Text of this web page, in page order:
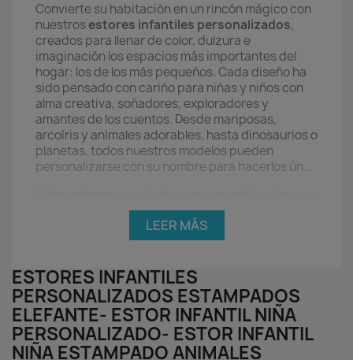
Convierte su habitación en un rincón mágico con
nuestrosestores infantiles personalizados,
creados para llenar de color, dulzura e
imaginación los espacios más importantes del
hogar: los de los más pequeños. Cada diseño ha
sido pensado con cariño para niñas y niños con
alma creativa, soñadores, exploradores y
amantes de los cuentos. Desde mariposas,
arcoíris y animales adorables, hasta dinosaurios o
planetas, todos nuestros modelos pueden
personalizarse con su nombre para hacerlos ún...
también cumplen una función práctica esencial:
filtran la luz, aportan privacidad y ayudan a crear
un entorno seguro y acogedor. Perfectos para
fáciles de usar, seguros y están fabricados con
materiales resistentes, duraderos y fáciles de
limpiar.
🎨Diseños originales y alegresque estimulan
la imaginación infantil.
LEER MÁS
ESTORES INFANTILES
PERSONALIZADOS ESTAMPADOS
ELEFANTE- ESTOR INFANTIL NIÑA
PERSONALIZADO- ESTOR INFANTIL
NIÑA ESTAMPADO ANIMALES